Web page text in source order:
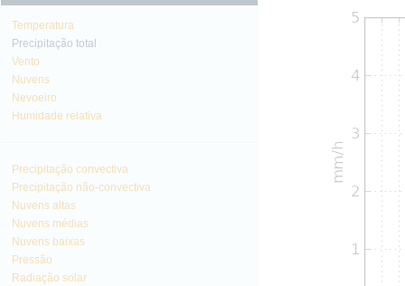
Temperatura
Precipitação total
Vento
Nuvens
Nevoeiro
Humidade relativa
Precipitação convectiva
Precipitação não-convectiva
Nuvens altas
Nuvens médias
Nuvens baixas
Pressão
Radiação solar